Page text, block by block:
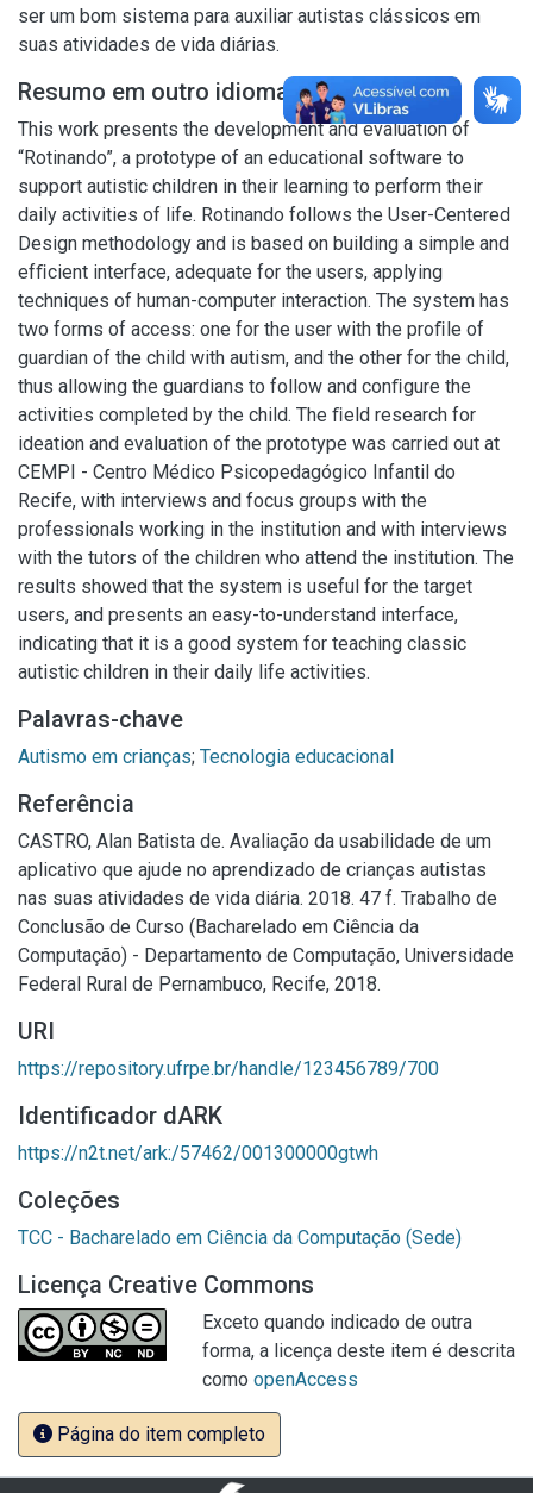
ser um bom sistema para auxiliar autistas clássicos em
suas atividades de vida diárias.
Resumo em outro idioma
This work presents the development and evaluation of
“Rotinando”, a prototype of an educational software to
support autistic children in their learning to perform their
daily activities of life. Rotinando follows the User-Centered
Design methodology and is based on building a simple and
efﬁcient interface, adequate for the users, applying
techniques of human-computer interaction. The system has
two forms of access: one for the user with the proﬁle of
guardian of the child with autism, and the other for the child,
thus allowing the guardians to follow and conﬁgure the
activities completed by the child. The ﬁeld research for
ideation and evaluation of the prototype was carried out at
CEMPI - Centro Médico Psicopedagógico Infantil do
Recife, with interviews and focus groups with the
professionals working in the institution and with interviews
with the tutors of the children who attend the institution. The
results showed that the system is useful for the target
users, and presents an easy-to-understand interface,
indicating that it is a good system for teaching classic
autistic children in their daily life activities.
Palavras-chave
Autismo em crianças; Tecnologia educacional
Referência
CASTRO, Alan Batista de. Avaliação da usabilidade de um
aplicativo que ajude no aprendizado de crianças autistas
nas suas atividades de vida diária. 2018. 47 f. Trabalho de
Conclusão de Curso (Bacharelado em Ciência da
Computação) - Departamento de Computação, Universidade
Federal Rural de Pernambuco, Recife, 2018.
URI
https://repository.ufrpe.br/handle/123456789/700
Identificador dARK
https://n2t.net/ark:/57462/001300000gtwh
Coleções
TCC - Bacharelado em Ciência da Computação (Sede)
Licença Creative Commons
Exceto quando indicado de outra
forma, a licença deste item é descrita
como openAccess
Página do item completo